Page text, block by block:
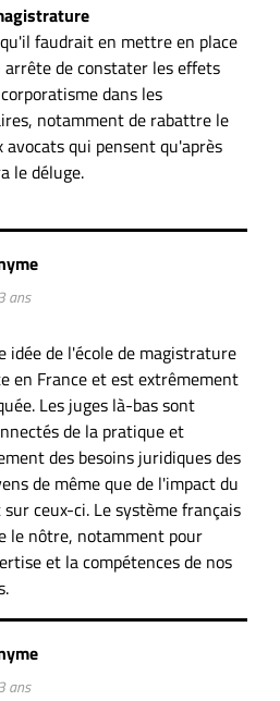
faudrait en mettre en place
arrête de constater les effets
dans les
notamment de rabattre le
avocats qui pensent qu'après
le déluge.
ans
idée de l'école de magistrature
en France et est extrêmement
Les juges là-bas sont
de la pratique et
des besoins juridiques des
de même que de l'impact du
ceux-ci. Le système français
le nôtre, notamment pour
et la compétences de nos
ans